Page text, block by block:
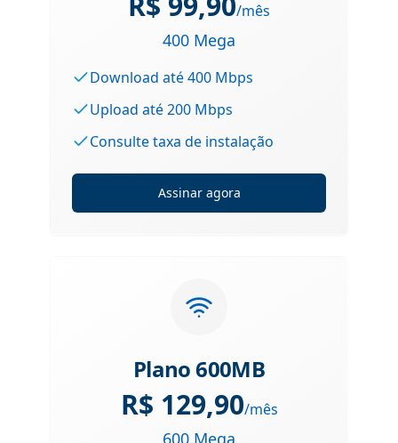
/mês
400 Mega
Download até 400 Mbps
Upload até 200 Mbps
Consulte taxa de instalação
Assinar agora
Plano 600MB
R$ 129,90/mês
600 Mega